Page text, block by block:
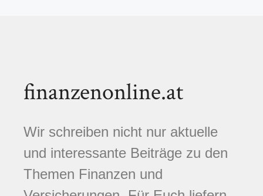
finanzenonline.at
Wir schreiben nicht nur aktuelle
und interessante Beiträge zu den
Themen Finanzen und